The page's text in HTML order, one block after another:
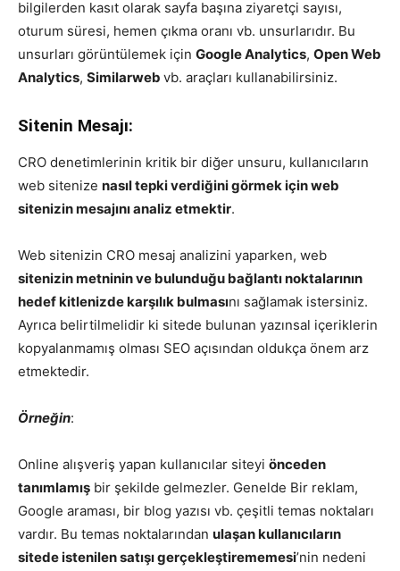
bilgilerden kasıt olarak sayfa başına ziyaretçi sayısı,
oturum süresi, hemen çıkma oranı vb. unsurlarıdır. Bu
unsurları görüntülemek için Google Analytics, Open Web
Analytics, Similarweb vb. araçları kullanabilirsiniz.
Sitenin Mesajı:
CRO denetimlerinin kritik bir diğer unsuru, kullanıcıların
web sitenize nasıl tepki verdiğini görmek için web
sitenizin mesajını analiz etmektir.
Web sitenizin CRO mesaj analizini yaparken, web
sitenizin metninin ve bulunduğu bağlantı noktalarının
hedef kitlenizde karşılık bulmasını sağlamak istersiniz.
Ayrıca belirtilmelidir ki sitede bulunan yazınsal içeriklerin
kopyalanmamış olması SEO açısından oldukça önem arz
etmektedir.
Örneğin:
Online alışveriş yapan kullanıcılar siteyi önceden
tanımlamış bir şekilde gelmezler. Genelde Bir reklam,
Google araması, bir blog yazısı vb. çeşitli temas noktaları
vardır. Bu temas noktalarından ulaşan kullanıcıların
sitede istenilen satışı gerçekleştirememesi’nin nedeni